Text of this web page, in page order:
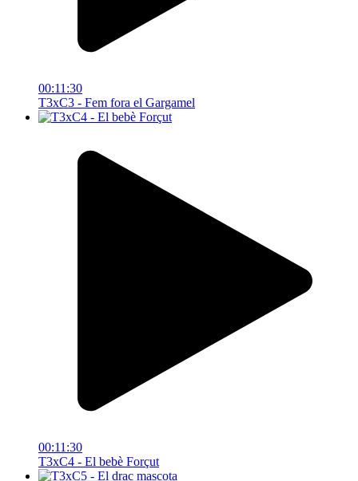
00:11:30
T3xC3 - Fem fora el Gargamel
00:11:30
T3xC4 - El bebè Forçut